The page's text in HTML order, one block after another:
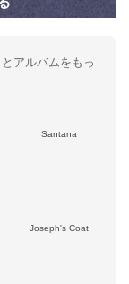
アルバムをもっ
Santana
Joseph's Coat